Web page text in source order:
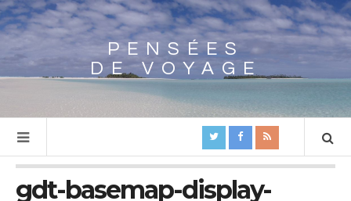
Array
PENSÉES
DE VOYAGE
gdt-basemap-display-